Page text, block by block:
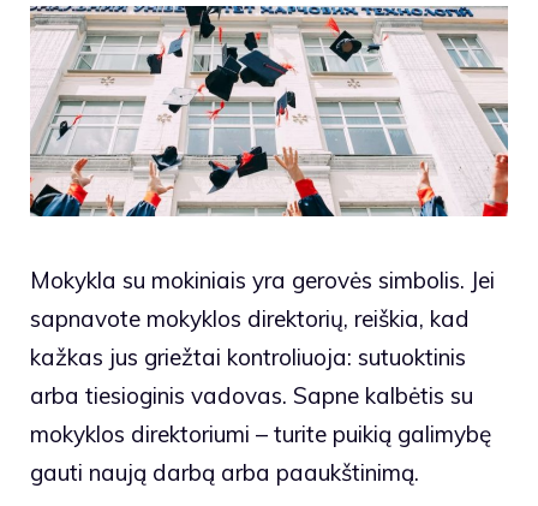
Mokykla su mokiniais yra gerovės simbolis. Jei
sapnavote mokyklos direktorių, reiškia, kad
kažkas jus griežtai kontroliuoja: sutuoktinis
arba tiesioginis vadovas. Sapne kalbėtis su
mokyklos direktoriumi – turite puikią galimybę
gauti naują darbą arba paaukštinimą.